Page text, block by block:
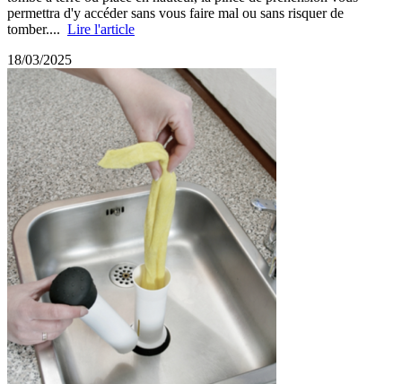
permettra d'y accéder sans vous faire mal ou sans risquer de
tomber.... Lire l'article
18/03/2025